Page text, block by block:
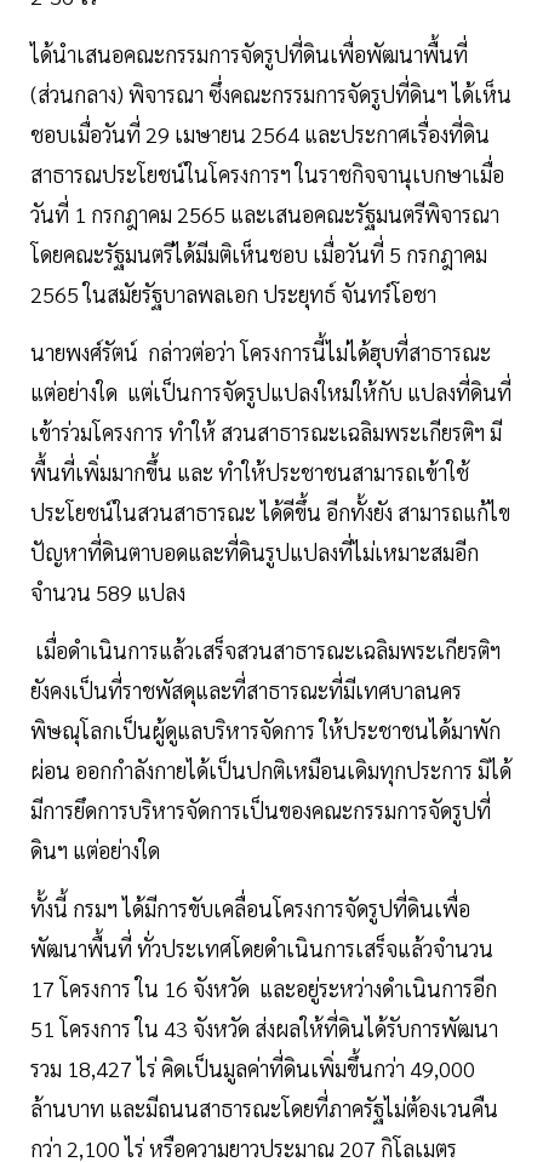
ได้นำเสนอคณะกรรมการจัดรูปที่ดินเพื่อพัฒนาพื้นที่
(ส่วนกลาง) พิจารณา ซึ่งคณะกรรมการจัดรูปที่ดินฯ ได้เห็น
ชอบเมื่อวันที่ 29 เมษายน 2564 และประกาศเรื่องที่ดิน
สาธารณประโยชน์ในโครงการฯ ในราชกิจจานุเบกษาเมื่อ
วันที่ 1 กรกฎาคม 2565 และเสนอคณะรัฐมนตรีพิจารณา
โดยคณะรัฐมนตรีได้มีมติเห็นชอบ เมื่อวันที่ 5 กรกฎาคม
2565 ในสมัยรัฐบาลพลเอก ประยุทธ์ จันทร์โอชา
นายพงศ์รัตน์ กล่าวต่อว่า โครงการนี้ไม่ได้ฮุบที่สาธารณะ
แต่อย่างใด แต่เป็นการจัดรูปแปลงใหม่ให้กับ แปลงที่ดินที่
เข้าร่วมโครงการ ทำให้ สวนสาธารณะเฉลิมพระเกียรติฯ มี
พื้นที่เพิ่มมากขึ้น และ ทำให้ประชาชนสามารถเข้าใช้
ประโยชน์ในสวนสาธารณะ ได้ดีขึ้น อีกทั้งยัง สามารถแก้ไข
ปัญหาที่ดินตาบอดและที่ดินรูปแปลงที่ไม่เหมาะสมอีก
จำนวน 589 แปลง
เมื่อดำเนินการแล้วเสร็จสวนสาธารณะเฉลิมพระเกียรติฯ
ยังคงเป็นที่ราชพัสดุและที่สาธารณะที่มีเทศบาลนคร
พิษณุโลกเป็นผู้ดูแลบริหารจัดการ ให้ประชาชนได้มาพัก
ผ่อน ออกกำลังกายได้เป็นปกติเหมือนเดิมทุกประการ มิได้
มีการยึดการบริหารจัดการเป็นของคณะกรรมการจัดรูปที่
ดินฯ แต่อย่างใด
ทั้งนี้ กรมฯ ได้มีการขับเคลื่อนโครงการจัดรูปที่ดินเพื่อ
พัฒนาพื้นที่ ทั่วประเทศโดยดำเนินการเสร็จแล้วจำนวน
17 โครงการ ใน 16 จังหวัด และอยู่ระหว่างดำเนินการอีก
51 โครงการ ใน 43 จังหวัด ส่งผลให้ที่ดินได้รับการพัฒนา
รวม 18,427 ไร่ คิดเป็นมูลค่าที่ดินเพิ่มขึ้นกว่า 49,000
ล้านบาท และมีถนนสาธารณะโดยที่ภาครัฐไม่ต้องเวนคืน
กว่า 2,100 ไร่ หรือความยาวประมาณ 207 กิโลเมตร